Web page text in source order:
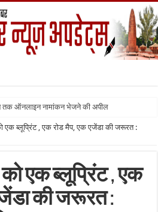
तक ऑनलाइन नामांकन भेजने की अपील
एक ब्लूप्रिंट , एक रोड मैप, एक एजेंडा की जरूरत :
एक ब्लूप्रिंट , एक
की जरूरत :